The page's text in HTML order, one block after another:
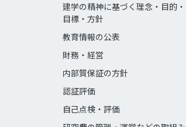
建学の精神に基づく理念・目的・
目標・方針
教育情報の公表
財務・経営
内部質保証の方針
認証評価
自己点検・評価